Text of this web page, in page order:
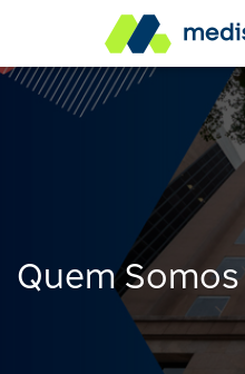
Quem Somos